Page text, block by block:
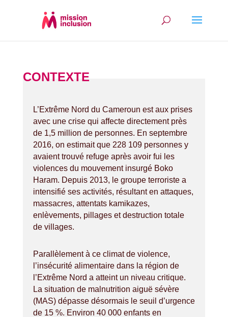
CONTEXTE
L’Extrême Nord du Cameroun est aux prises
avec une crise qui affecte directement près
de 1,5 million de personnes. En septembre
2016, on estimait que 228 109 personnes y
avaient trouvé refuge après avoir fui les
violences du mouvement insurgé Boko
Haram. Depuis 2013, le groupe terroriste a
intensifié ses activités, résultant en attaques,
massacres, attentats kamikazes,
enlèvements, pillages et destruction totale
de villages.
Parallèlement à ce climat de violence,
l’insécurité alimentaire dans la région de
l’Extrême Nord a atteint un niveau critique.
La situation de malnutrition aiguë sévère
(MAS) dépasse désormais le seuil d’urgence
de 15 %. Environ 40 000 enfants en